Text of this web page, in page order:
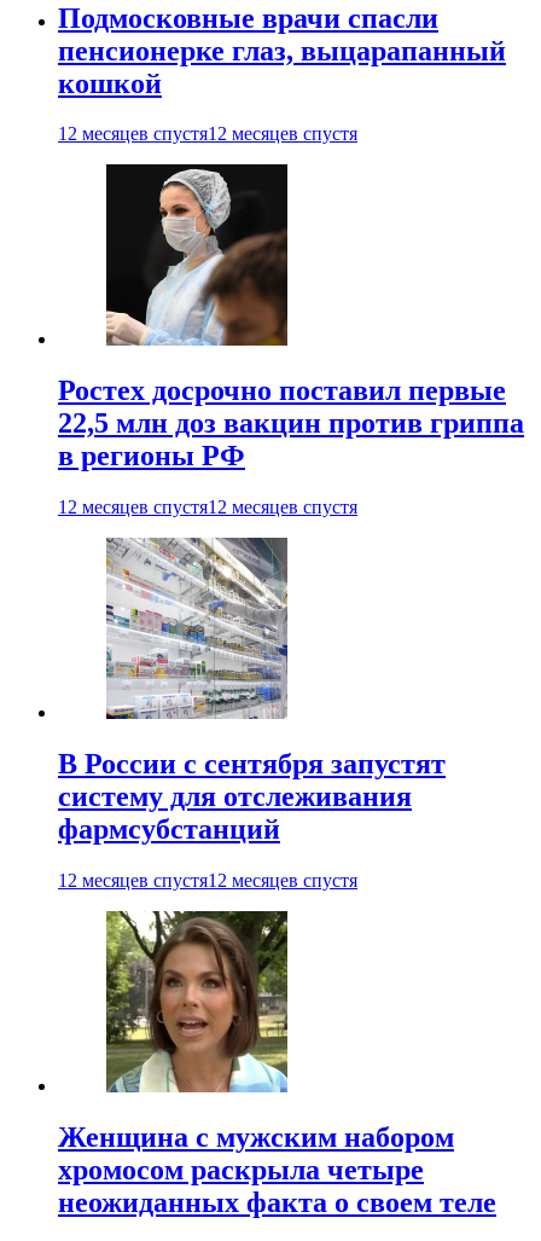
Подмосковные врачи спасли
пенсионерке глаз, выцарапанный
кошкой
12 месяцев спустя12 месяцев спустя
Ростех досрочно поставил первые
22,5 млн доз вакцин против гриппа
в регионы РФ
12 месяцев спустя12 месяцев спустя
В России с сентября запустят
систему для отслеживания
фармсубстанций
12 месяцев спустя12 месяцев спустя
Женщина с мужским набором
хромосом раскрыла четыре
неожиданных факта о своем теле